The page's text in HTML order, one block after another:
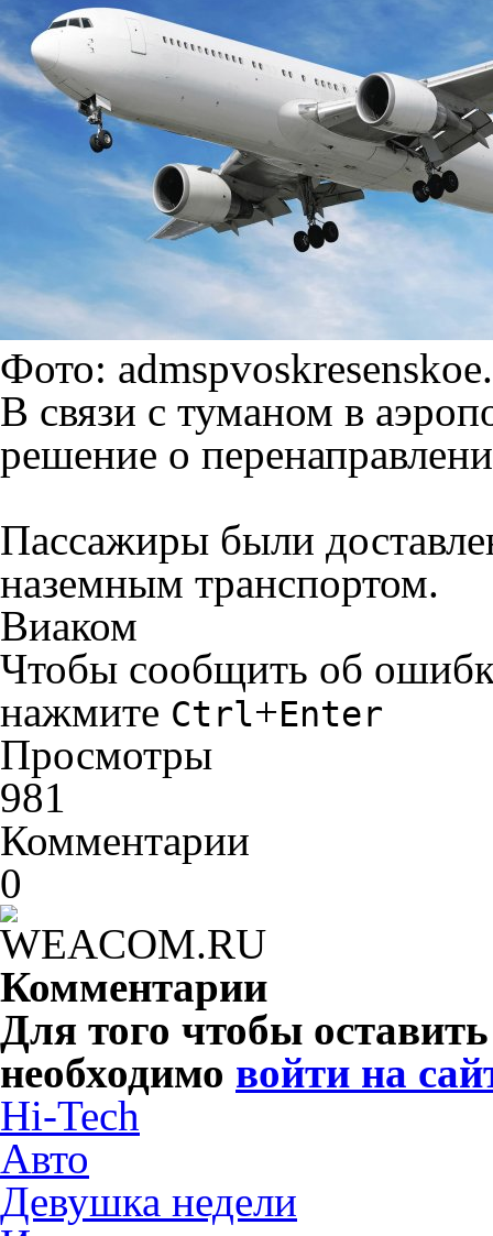
Фото:
В связи с туманом в
решение о
Пассажиры были
наземным транспортом.
Виаком
Чтобы сообщить об
нажмите Ctrl+Enter
Просмотры
981
Комментарии
0
Комментарии
Для того чтобы
необходимо войти на
Hi-Tech
Авто
Девушка недели